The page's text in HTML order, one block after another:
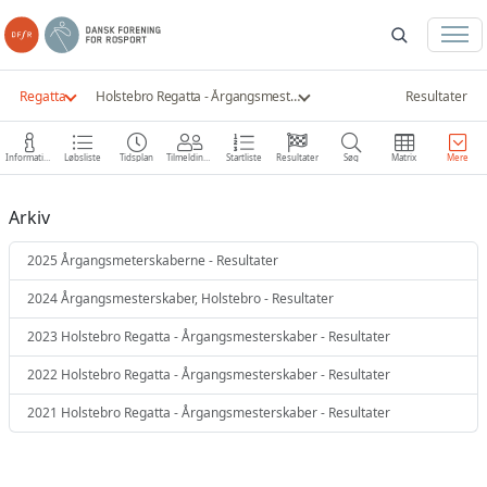
Regatta Holstebro Regatta - Årgangsmesterskaber 2011 Resultater
Information Løbsliste Tidsplan Tilmeldinger Startliste Resultater Søg Matrix Mere
Arkiv
2025 Årgangsmeterskaberne - Resultater
2024 Årgangsmesterskaber, Holstebro - Resultater
2023 Holstebro Regatta - Årgangsmesterskaber - Resultater
2022 Holstebro Regatta - Årgangsmesterskaber - Resultater
2021 Holstebro Regatta - Årgangsmesterskaber - Resultater